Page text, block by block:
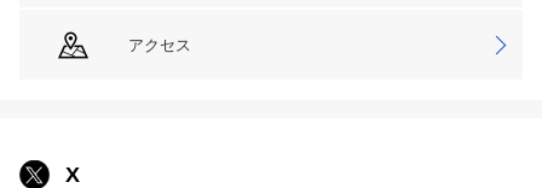
アクセス
X